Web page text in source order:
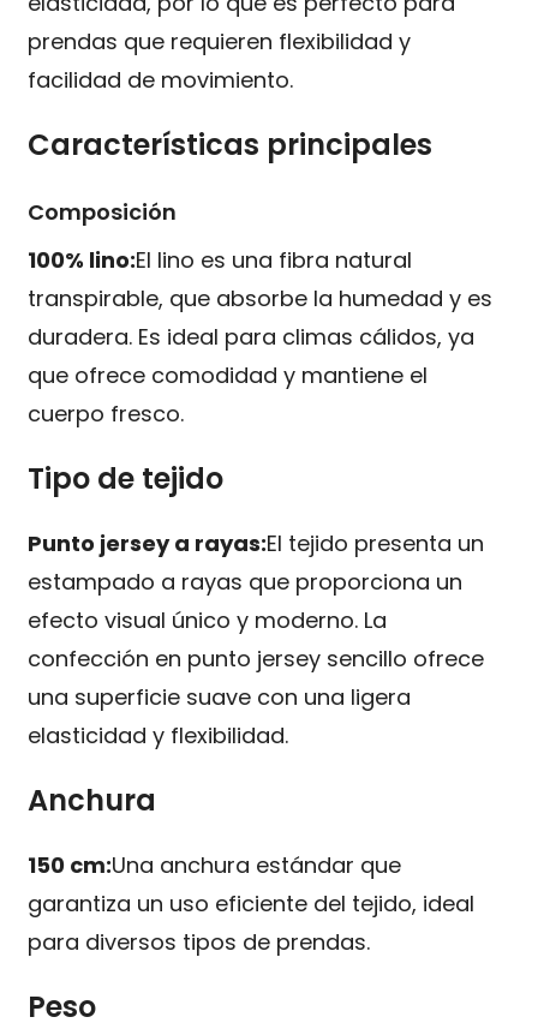
prendas que requieren flexibilidad y
facilidad de movimiento.
Características principales
Composición
100% lino:El lino es una fibra natural
transpirable, que absorbe la humedad y es
duradera. Es ideal para climas cálidos, ya
que ofrece comodidad y mantiene el
cuerpo fresco.
Tipo de tejido
Punto jersey a rayas:El tejido presenta un
estampado a rayas que proporciona un
efecto visual único y moderno. La
confección en punto jersey sencillo ofrece
una superficie suave con una ligera
elasticidad y flexibilidad.
Anchura
150 cm:Una anchura estándar que
garantiza un uso eficiente del tejido, ideal
para diversos tipos de prendas.
Peso